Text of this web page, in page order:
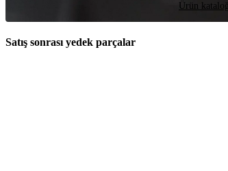
Ürün
Satış sonrası yedek parçalar